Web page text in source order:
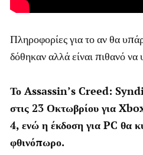
Πληροφορίες για το αν θα
δόθηκαν αλλά είναι πιθανό
Το Assassin’s Creed:
στις 23 Οκτωβρίου για
4, ενώ η έκδοση για PC θα
φθινόπωρο.